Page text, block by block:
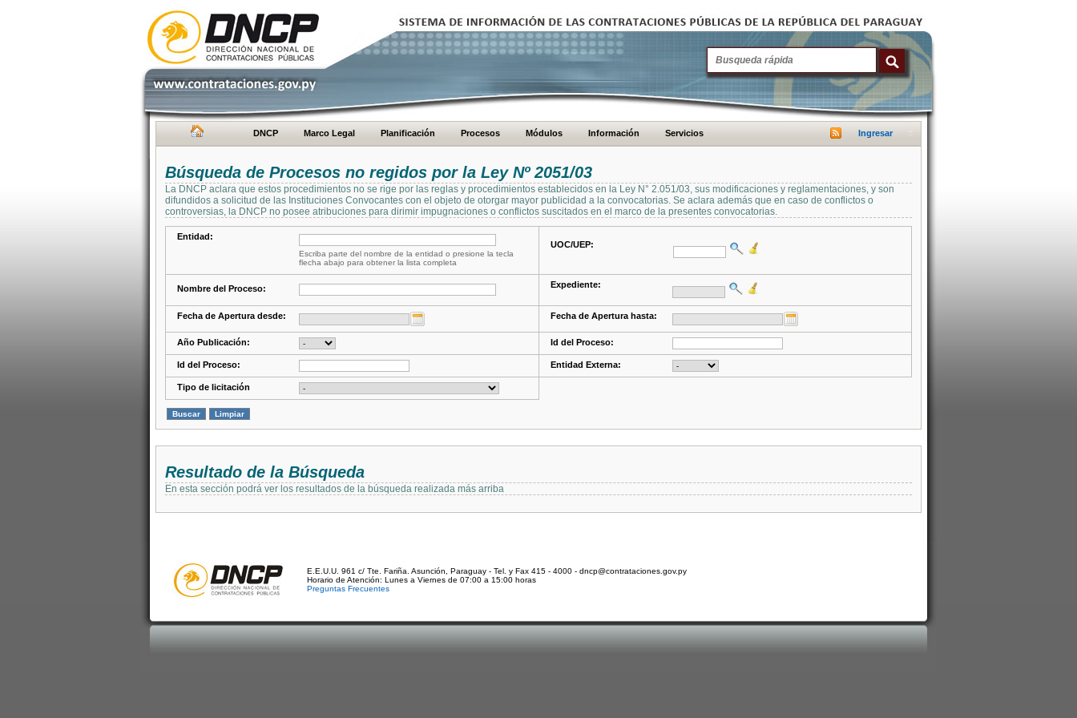
DNCP Marco Legal Planificación Procesos Módulos Información Servicios Ingresar
Búsqueda de Procesos no regidos por la Ley Nº 2051/03
La DNCP aclara que estos procedimientos no se rige por las reglas y procedimientos establecidos en la Ley N° 2.051/03, sus modificaciones y reglamentaciones, y son
difundidos a solicitud de las Instituciones Convocantes con el objeto de otorgar mayor publicidad a la convocatorias. Se aclara además que en caso de conflictos o
controversias, la DNCP no posee atribuciones para dirimir impugnaciones o conflictos suscitados en el marco de la presentes convocatorias.
Entidad:
Escriba parte del nombre de la entidad o presione la tecla
flecha abajo para obtener la lista completa
UOC/UEP:
Nombre del Proceso: Expediente:
Fecha de Apertura desde: Fecha de Apertura hasta:
Año Publicación: Id del Proceso:
Id del Proceso: Entidad Externa:
Tipo de licitación
Resultado de la Búsqueda
En esta sección podrá ver los resultados de la búsqueda realizada más arriba
E.E.U.U. 961 c/ Tte. Fariña. Asunción, Paraguay - Tel. y Fax 415 - 4000 - dncp@contrataciones.gov.py
Horario de Atención: Lunes a Viernes de 07:00 a 15:00 horas
Preguntas Frecuentes